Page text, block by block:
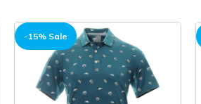
-15% Sale